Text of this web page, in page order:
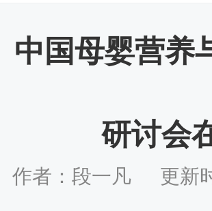
中国母婴营养
研讨会
作者：段一凡 更新